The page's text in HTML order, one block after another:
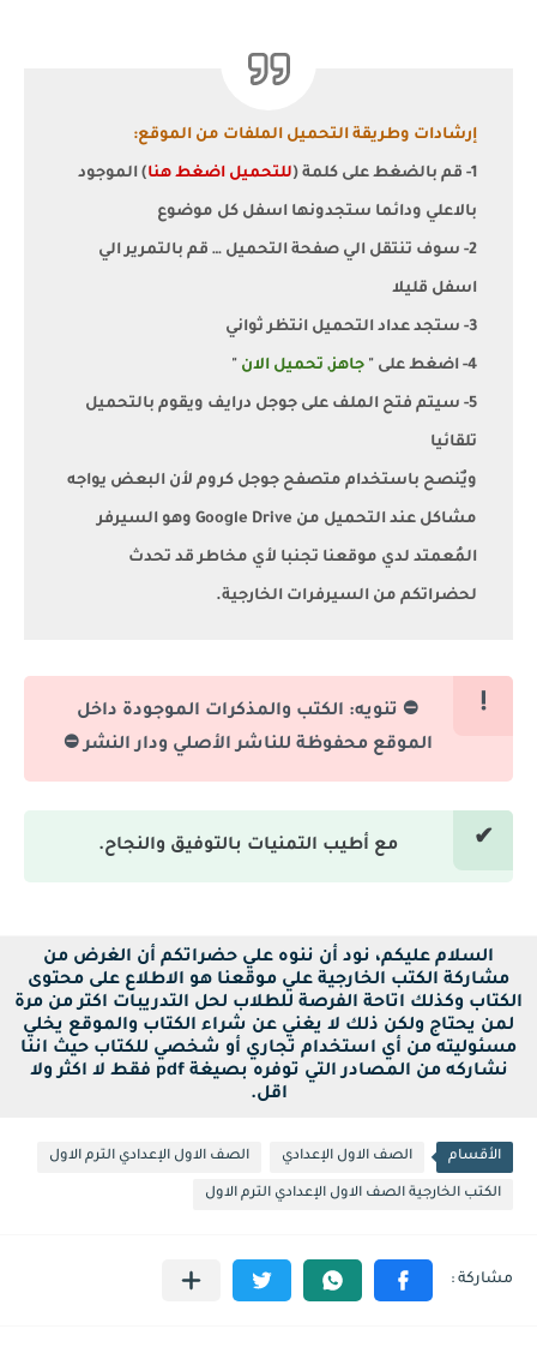
إرشادات وطريقة التحميل الملفات من الموقع:
1- قم بالضغط على كلمة ( للتحميل اضغط هنا) الموجود
بالاعلي ودائما ستجدونها اسفل كل موضوع
2- سوف تنتقل الي صفحة التحميل … قم بالتمرير الي
اسفل قليلا
3- ستجد عداد التحميل انتظر ثواني
4- اضغط على " جاهز, تحميل الان "
5- سيتم فتح الملف على جوجل درايف ويقوم بالتحميل
تلقائيا
ويٌنصح باستخدام متصفح جوجل كروم لأن البعض يواجه
مشاكل عند التحميل من Google Drive وهو السيرفر
المُعمتد لدي موقعنا تجنبا لأي مخاطر قد تحدث
لحضراتكم من السيرفرات الخارجية.
⛔ تنويه: الكتب والمذكرات الموجودة داخل
الموقع محفوظة للناشر الأصلي ودار النشر ⛔
مع أطيب التمنيات بالتوفيق والنجاح.
السلام عليكم، نود أن ننوه علي حضراتكم أن الغرض من
مشاركة الكتب الخارجية علي موقعنا هو الاطلاع على محتوى
الكتاب وكذلك اتاحة الفرصة للطلاب لحل التدريبات اكتر من مرة
لمن يحتاج ولكن ذلك لا يغني عن شراء الكتاب والموقع يخلي
مسئوليته من أي استخدام تجاري أو شخصي للكتاب حيث اننا
نشاركه من المصادر التي توفره بصيغة pdf فقط لا اكثر ولا
اقل.
الأقسام الصف الاول الإعدادي الصف الاول الإعدادي الترم الاول
الكتب الخارجية الصف الاول الإعدادي الترم الاول